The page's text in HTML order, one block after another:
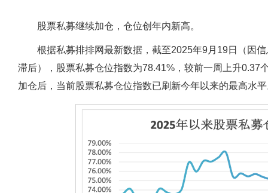
股票私募继续加仓，仓位创年内新高。
根据私募排排网最新数据，截至2025年9月19日（因
滞后），股票私募仓位指数为78.41%，较前一周上升0.37
加仓后，当前股票私募仓位指数已刷新今年以来的最高水